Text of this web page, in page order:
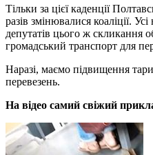
Тільки за цієї каденції
разів змінювалися коаліції. Усі
депутатів цього ж скликання
громадський транспорт для
Наразі, маємо підвищення
перевезень.
На відео самий свіжий